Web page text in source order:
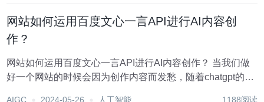
网站如何运用百度文心一言API进行AI内容创
作？
网站如何运用百度文心一言API进行AI内容创作？ 当我们做
好一个网站的时候会因为创作内容而发愁，随着chatgpt的出
AIGC 2024-05-26 人工智能 1188阅读